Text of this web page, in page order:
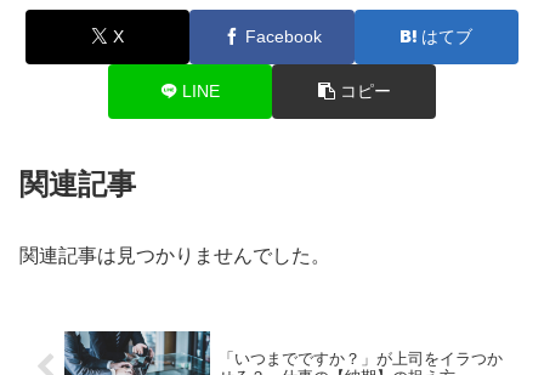
o
o
o
n
X Facebook はてブ
LINE コピー
関連記事
関連記事は見つかりませんでした。
「いつまでですか？」が上司をイラつか